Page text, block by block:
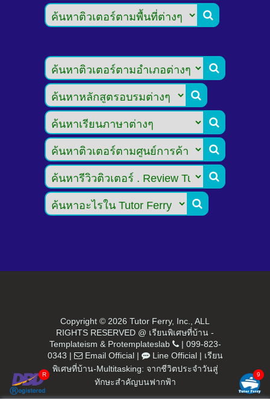







Copyright © 2026 Tutor Ferry, Inc., ALL
RIGHTS RESERVED @ เรียนพิเศษที่บ้าน -
Templateism & Protemplateslab | 099-823-
0343 | Email Official| Line Official| เรียน
พิเศษที่บ้าน-Multitasking: จากชีวิตประจำวันสู่
ทักษะสำคัญบนฟากฟ้า